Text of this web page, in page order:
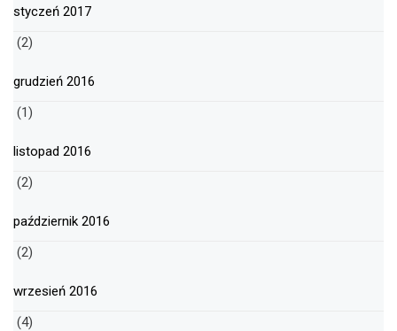
styczeń 2017
(2)
grudzień 2016
(1)
listopad 2016
(2)
październik 2016
(2)
wrzesień 2016
(4)